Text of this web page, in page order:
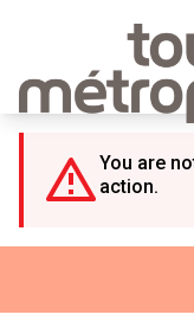
You are
action.